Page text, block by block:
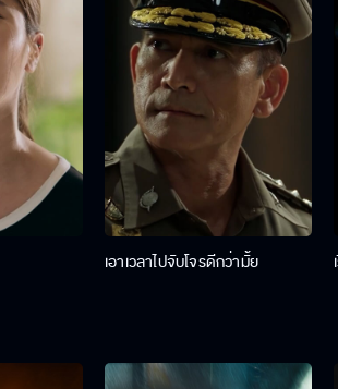
เอาเวลาไปจับโจรดีกว่ามั้ย